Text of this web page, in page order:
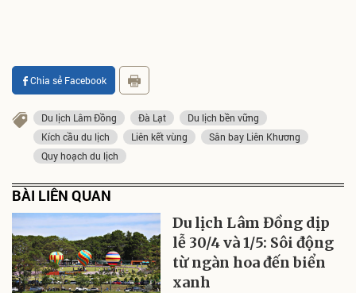
Chia sẻ Facebook
Du lịch Lâm Đồng Đà Lạt
Du lịch bền vững
Kích cầu du lịch
Liên kết vùng
Sân bay Liên Khương
Quy hoạch du lịch
BÀI LIÊN QUAN
Du lịch Lâm Đồng dịp
lễ 30/4 và 1/5: Sôi động
từ ngàn hoa đến biển
xanh